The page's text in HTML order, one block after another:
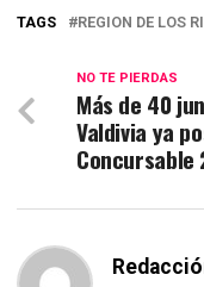
TAGS REGION DE LOS
NO TE PIERDAS
Más de 40
Valdivia ya
Concursable